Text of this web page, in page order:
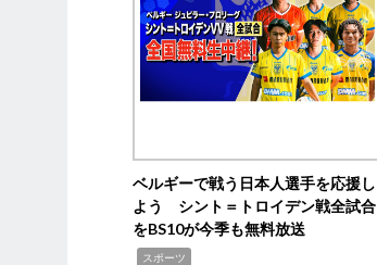
ベルギーで戦う日本人選手を応援し
よう シント＝トロイデン戦全試合
をBS10が今季も無料放送
スポーツ